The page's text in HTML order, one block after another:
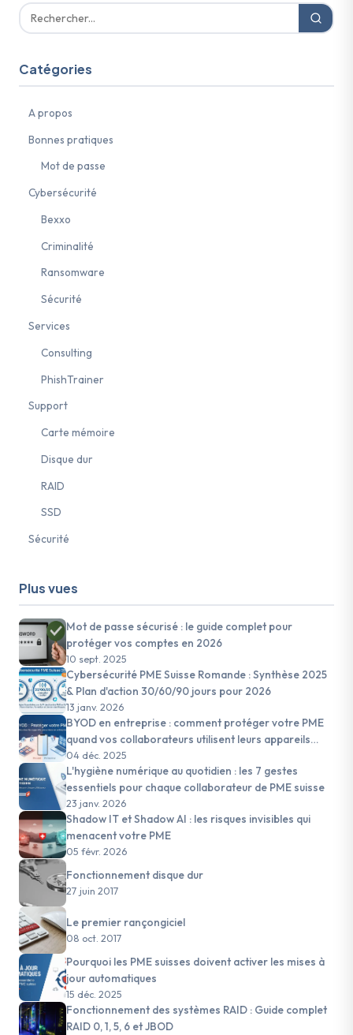
Catégories
A propos
Bonnes pratiques
Mot de passe
Cybersécurité
Bexxo
Criminalité
Ransomware
Sécurité
Services
Consulting
PhishTrainer
Support
Carte mémoire
Disque dur
RAID
SSD
Sécurité
Plus vues
Mot de passe sécurisé : le guide complet pour
protéger vos comptes en 2026
10 sept. 2025
Cybersécurité PME Suisse Romande : Synthèse 2025
& Plan d'action 30/60/90 jours pour 2026
13 janv. 2026
BYOD en entreprise : comment protéger votre PME
quand vos collaborateurs utilisent leurs appareils
personnels
04 déc. 2025
L'hygiène numérique au quotidien : les 7 gestes
essentiels pour chaque collaborateur de PME suisse
23 janv. 2026
Shadow IT et Shadow AI : les risques invisibles qui
menacent votre PME
05 févr. 2026
Fonctionnement disque dur
27 juin 2017
Le premier rançongiciel
08 oct. 2017
Pourquoi les PME suisses doivent activer les mises à
jour automatiques
15 déc. 2025
Fonctionnement des systèmes RAID : Guide complet
RAID 0, 1, 5, 6 et JBOD